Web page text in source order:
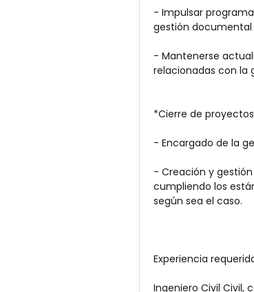
- Impulsar
gestión
- Mantenerse
relacionadas con la
*Cierre de
- Encargado de la
- Creación y
cumpliendo los
según sea el caso.
Experiencia
Ingeniero Civil Civil,